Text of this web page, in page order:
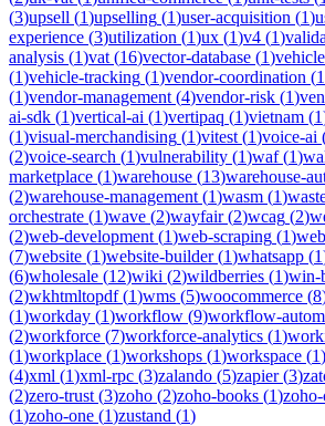
(3)upsell (1)upselling (1)user-acquisition (1)
experience (3)utilization (1)ux (1)v4 (1)
analysis (1)vat (16)vector-database (1)
(1)vehicle-tracking (1)vendor-coordination (1
(1)vendor-management (4)vendor-risk (1)
ai-sdk (1)vertical-ai (1)vertipaq (1)vietnam (1
(1)visual-merchandising (1)vitest (1)voice-ai
(2)voice-search (1)vulnerability (1)waf(1)
marketplace (1)warehouse (13)warehouse-
(2)warehouse-management (1)wasm (1)
orchestrate (1)wave (2)wayfair(2)wcag (2)
(2)web-development (1)web-scraping (1)
(7)website (1)website-builder(1)whatsapp (1
(6)wholesale (12)wiki (2)wildberries (1)win-
(2)wkhtmltopdf(1)wms (5)woocommerce (8
(1)workday (1)workflow (9)workflow-
(2)workforce (7)workforce-analytics (1)
(1)workplace (1)workshops (1)workspace (1)
(4)xml (1)xml-rpc (3)zalando (5)zapier(3)
(2)zero-trust (3)zoho (2)zoho-books (1)
(1)zoho-one (1)zustand (1)